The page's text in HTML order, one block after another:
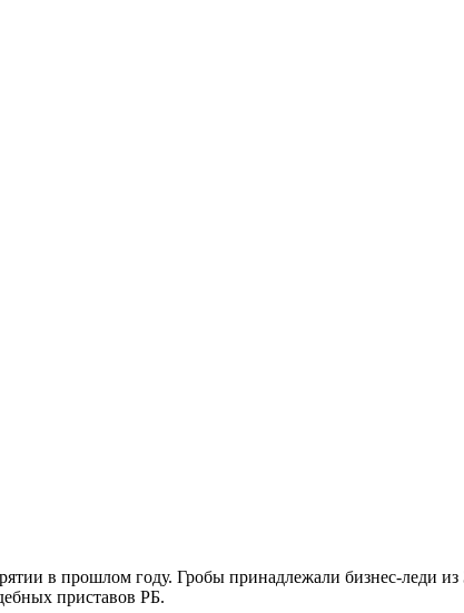
в прошлом году. Гробы принадлежали бизнес-леди из
приставов РБ.